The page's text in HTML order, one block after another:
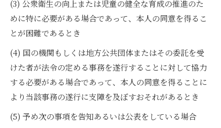
(3) 公衆衛生の向上または児童の健全な育成の推進のた
めに特に必要がある場合であって、本人の同意を得るこ
とが困難であるとき
(4) 国の機関もしくは地方公共団体またはその委託を受
けた者が法令の定める事務を遂行することに対して協力
する必要がある場合であって、本人の同意を得ることに
より当該事務の遂行に支障を及ぼすおそれがあるとき
(5) 予め次の事項を告知あるいは公表をしている場合